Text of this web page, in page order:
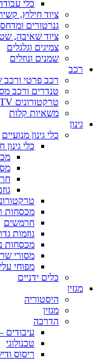
כלי
ציוד חילוץ,
גנרטורים
ציוד שאיבה,
צמיגים וגלגלים
שמנים ונוזלים
רכב
רכב פרטי
טנדרים ורכב
טרקטורונים UTV ו-Side by Side
משאיות קלות
גינון
כלי גינון מנועיים
כלי
מכסחות
חרמשים
גוזמות
מכסחות
מסורי
מפוחי
כלים ידניים
מגזין
היסטוריה
מגזין
הדרכה
עיבודים
טכנולוגי
ריסוס